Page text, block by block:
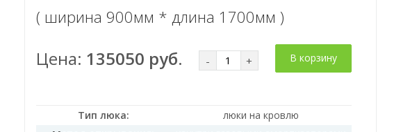
( ширина 900мм * длина 1700мм )
Цена: 135050 руб. - + В корзину
Тип люка:
люки на кровлю